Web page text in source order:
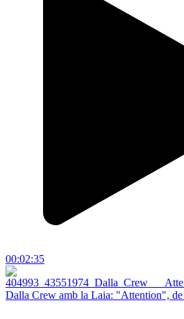
00:02:35
Dalla Crew amb la Laia: "Attention",